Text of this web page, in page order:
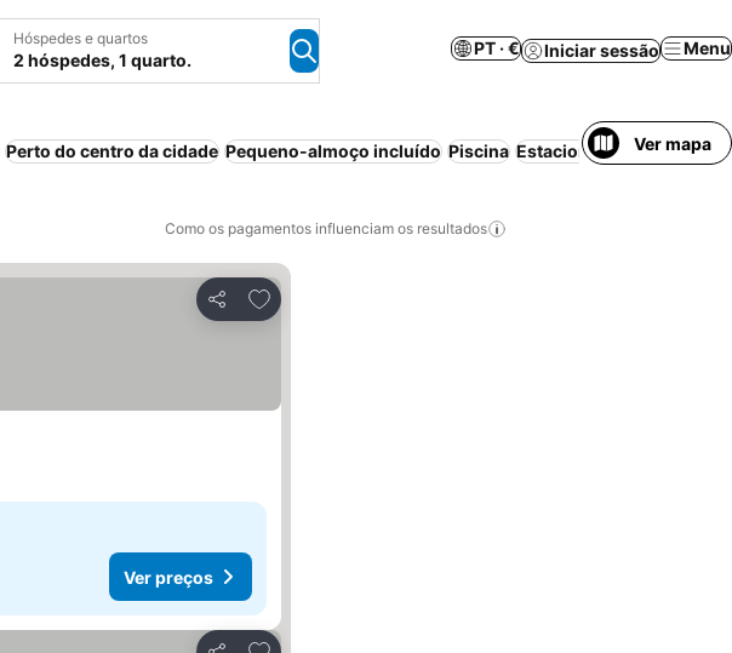
Hóspedes e quartos
2 hóspedes, 1 quarto.
PT · € Iniciar sessão Menu
Perto do centro da cidade Pequeno-almoço incluído Piscina EstacionamentoVer mapa
Como os pagamentos influenciam os resultados
Partilhar
Adicionar aos favoritos
Ver preços
Adicionar aos favoritos